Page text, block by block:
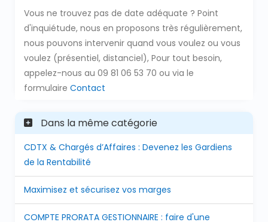
Vous ne trouvez pas de date adéquate ? Point
d'inquiétude, nous en proposons très régulièrement,
nous pouvons intervenir quand vous voulez ou vous
voulez (présentiel, distanciel), Pour tout besoin,
appelez-nous au 09 81 06 53 70 ou via le
formulaire Contact
Dans la même catégorie
CDTX & Chargés d’Affaires : Devenez les Gardiens
de la Rentabilité
Maximisez et sécurisez vos marges
COMPTE PRORATA GESTIONNAIRE : faire d'une